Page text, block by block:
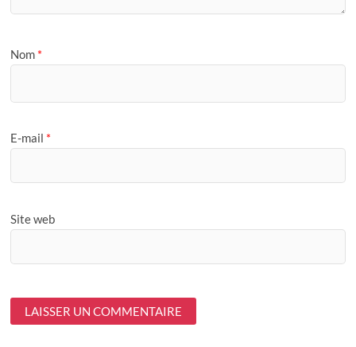
Nom *
E-mail *
Site web